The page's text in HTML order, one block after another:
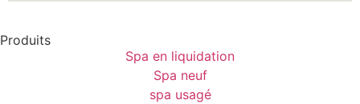
Produits
Spa en liquidation
Spa neuf
spa usagé